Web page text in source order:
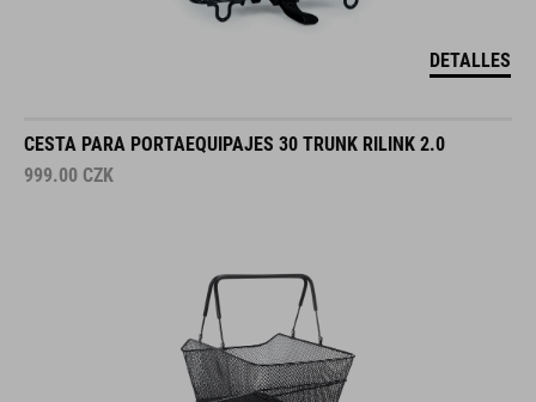
DETALLES
CESTA PARA PORTAEQUIPAJES 30 TRUNK RILINK 2.0
999.00 CZK